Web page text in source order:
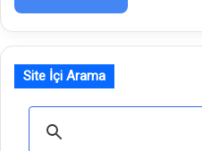
Site İçi Arama